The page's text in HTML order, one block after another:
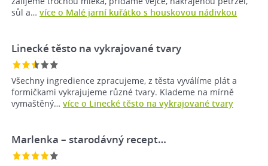
sůl a… více o Malé jarní kuřátko s houskovou nádivkou
Linecké těsto na vykrajované tvary
Všechny ingredience zpracujeme, z těsta vyválíme plát a
formičkami vykrajujeme různé tvary. Klademe na mírně
vymaštěný… více o Linecké těsto na vykrajované tvary
Marlenka – starodávný recept…